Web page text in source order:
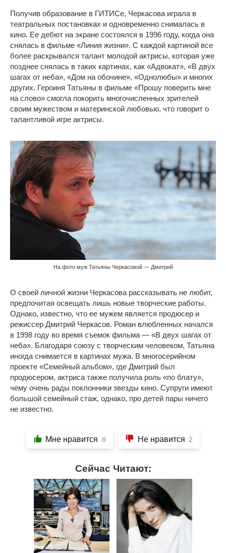
Получив образование в ГИТИСе, Черкасова играла в
театральных постановках и одновременно снималась в
кино. Ее дебют на экране состоялся в 1996 году, когда она
снялась в фильме «Линия жизни». С каждой картиной все
более раскрывался талант молодой актрисы, которая уже
позднее снялась в таких картинах, как «Адвокат», «В двух
шагах от неба», «Дом на обочине», «Однолюбы» и многих
других. Героиня Татьяны в фильме «Прошу поверить мне
на слово» смогла покорить многочисленных зрителей
своим мужеством и материнской любовью, что говорит о
талантливой игре актрисы.
На фото муж Татьяны Черкасовой — Дмитрий
О своей личной жизни Черкасова рассказывать не любит,
предпочитая освещать лишь новые творческие работы.
Однако, известно, что ее мужем является продюсер и
режиссер Дмитрий Черкасов. Роман влюбленных начался
в 1998 году во время съемок фильма — «В двух шагах от
неба». Благодаря союзу с творческим человеком, Татьяна
иногда снимается в картинах мужа. В многосерийном
проекте «Семейный альбом», где Дмитрий был
продюсером, актриса также получила роль «по блату»,
чему очень рады поклонники звезды кино. Супруги имеют
большой семейный стаж, однако, про детей пары ничего
не известно.
Мне нравится 8 Не нравится 2
Сейчас Читают: